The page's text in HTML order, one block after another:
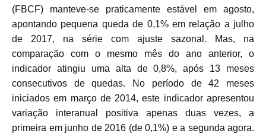
(FBCF) manteve-se praticamente estável em agosto,
apontando pequena queda de 0,1% em relação a julho
de 2017, na série com ajuste sazonal. Mas, na
comparação com o mesmo mês do ano anterior, o
indicador atingiu uma alta de 0,8%, após 13 meses
consecutivos de quedas. No período de 42 meses
iniciados em março de 2014, este indicador apresentou
variação interanual positiva apenas duas vezes, a
primeira em junho de 2016 (de 0,1%) e a segunda agora.